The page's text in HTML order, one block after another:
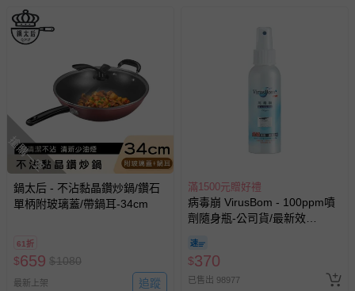
搶購一空
鍋太后 - 不沾黏晶鑽炒鍋/鑽石
單柄附玻璃蓋/帶鍋耳-34cm
61折
$659 $1080
最新上架 追蹤
滿1500元贈好禮
病毒崩 VirusBom - 100ppm噴
劑隨身瓶-公司貨/最新效
$370
已售出 98977